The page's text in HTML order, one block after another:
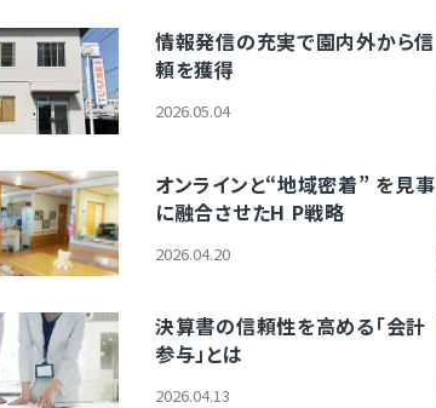
情報発信の充実で園内外から信
頼を獲得
2026.05.04
オンラインと“地域密着” を見事
に融合させたH P戦略
2026.04.20
決算書の信頼性を高める「会計
参与」とは
2026.04.13